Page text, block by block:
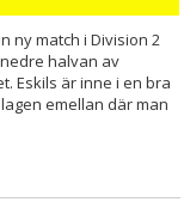
ny match i Division 2
halvan av
Eskils är inne i en bra
emellan där man